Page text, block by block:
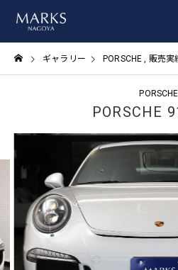
ギャラリー PORSCHE 販売実
PORSCHE
PORSCHE